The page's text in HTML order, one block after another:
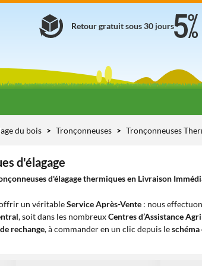
Retour gratuit sous 30 jours
du bois Tronçonneuses Tronçonneuses
d'élagage
d'élagage thermiques en Livraison
un véritableService Après-Vente : nous
, soit dans les nombreuxCentres d’Assistance
rechange, à commander en un clic depuis leschéma